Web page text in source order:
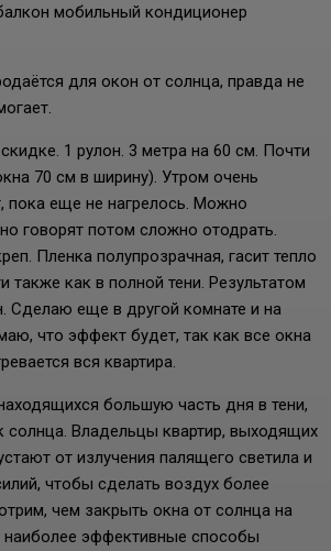
мобильный кондиционер
для окон от солнца, правда не
1 рулон. 3 метра на 60 см. Почти
70 см в ширину). Утром очень
пока еще не нагрелось. Можно
говорят потом сложно отодрать.
Пленка полупрозрачная, гасит тепло
также как в полной тени. Результатом
Сделаю еще в другой комнате и на
что эффект будет, так как все окна
вся квартира.
большую часть дня в тени,
солнца. Владельцы квартир, выходящих
от излучения палящего светила и
чтобы сделать воздух более
чем закрыть окна от солнца на
эффективные способы